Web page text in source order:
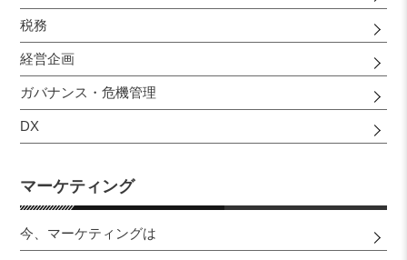
税務
経営企画
ガバナンス・危機管理
DX
マーケティング
今、マーケティングは